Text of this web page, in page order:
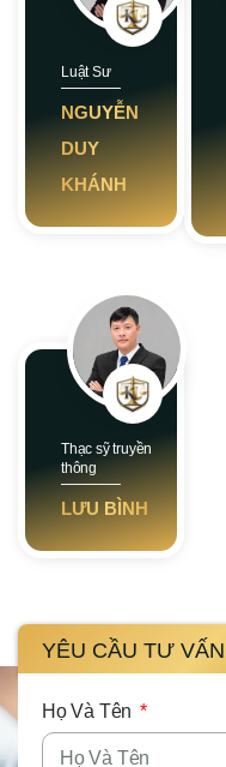
Luật Sư
NGUYỄN
DUY
KHÁNH
Thạc sỹ truyền
thông
LƯU BÌNH
YÊU CẦU TƯ VẤN
Họ Và Tên